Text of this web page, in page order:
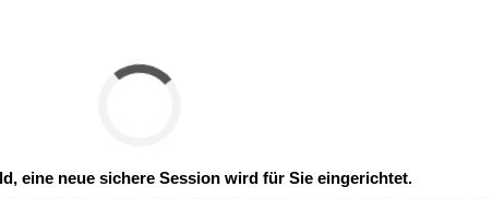
eine neue sichere Session wird für Sie eingerichtet.